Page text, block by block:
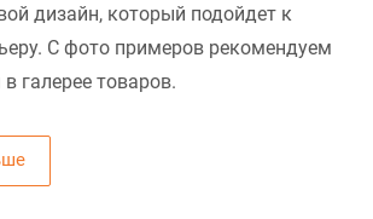
дизайн, который подойдет к
С фото примеров рекомендуем
галерее товаров.